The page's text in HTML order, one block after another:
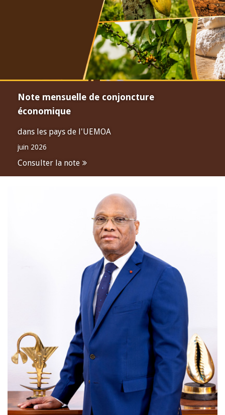
Note mensuelle de conjoncture
économique
dans les pays de l'UEMOA
juin 2026
Consulter la note